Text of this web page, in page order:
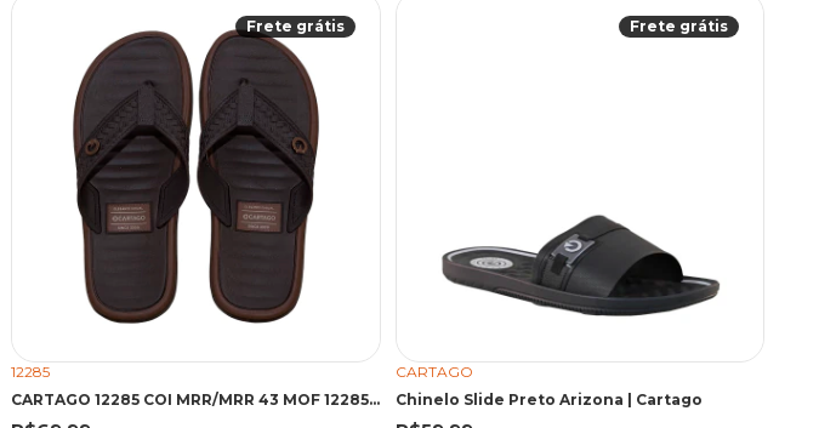
Frete grátis
12285
CARTAGO 12285 COI MRR/MRR 43 MOF 12285 MARROM/MARROM
Frete grátis
CARTAGO
Chinelo Slide Preto Arizona | Cartago